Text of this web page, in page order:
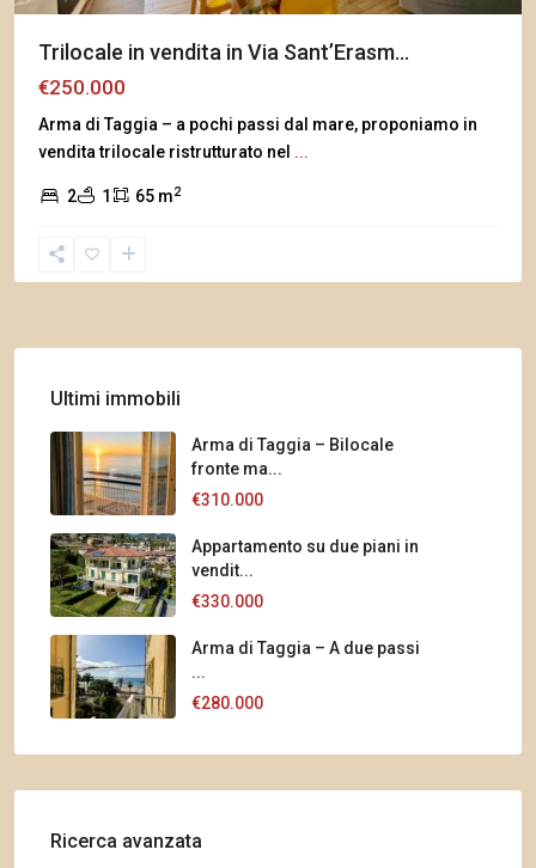
Trilocale in vendita in Via Sant’Erasm...
€250.000
Arma di Taggia – a pochi passi dal mare, proponiamo in
vendita trilocale ristrutturato nel ...
2 1 65 m2
Ultimi immobili
Arma di Taggia – Bilocale
fronte ma...
€310.000
Appartamento su due piani in
vendit...
€330.000
Arma di Taggia – A due passi
...
€280.000
Ricerca avanzata